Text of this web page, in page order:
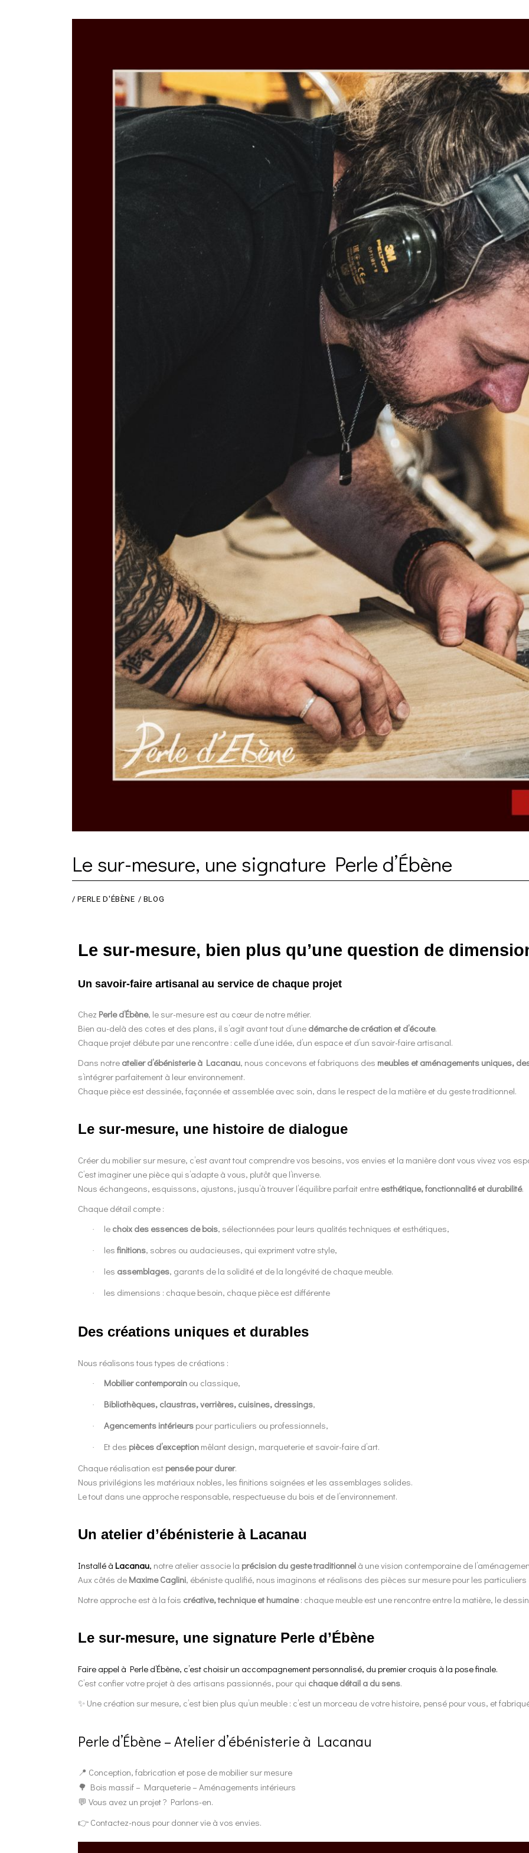
Salles de sport
Le sur-mesure, une signature Perle d’Ébène
/PERLE D'ÉBÈNE BLOG
Le sur-mesure, bien plus qu’une question de
Un savoir-faire artisanal au service de chaque projet
Chez Perle d’Ébène, le sur-mesure est au cœur de notre métier.
Bien au-delà des cotes et des plans, il s’agit avant tout d’une démarche de création et d’écoute.
Chaque projet débute par une rencontre : celle d’une idée, d’un espace et d’un savoir-faire artisanal.
Dans notre atelier d’ébénisterie à Lacanau, nous concevons et fabriquons des meubles et aménagements uniques,
s’intégrer parfaitement à leur environnement.
Chaque pièce est dessinée, façonnée et assemblée avec soin, dans le respect de la matière et du geste traditionnel.
Le sur-mesure, une histoire de dialogue
Créer du mobilier sur mesure, c’est avant tout comprendre vos besoins, vos envies et la manière dont vous vivez vos
C’est imaginer une pièce qui s’adapte à vous, plutôt que l’inverse.
Nous échangeons, esquissons, ajustons, jusqu’à trouver l’équilibre parfait entre esthétique, fonctionnalité et durabilité.
Chaque détail compte :
· le choix des essences de bois, sélectionnées pour leurs qualités techniques et esthétiques,
· les finitions, sobres ou audacieuses, qui expriment votre style,
· les assemblages, garants de la solidité et de la longévité de chaque meuble.
· les dimensions : chaque besoin, chaque pièce est différente
Des créations uniques et durables
Nous réalisons tous types de créations :
· Mobilier contemporain ou classique,
· Bibliothèques, claustras, verrières, cuisines, dressings,
· Agencements intérieurs pour particuliers ou professionnels,
· Et des pièces d’exception mêlant design, marqueterie et savoir-faire d’art.
Chaque réalisation est pensée pour durer.
Nous privilégions les matériaux nobles, les finitions soignées et les assemblages solides.
Le tout dans une approche responsable, respectueuse du bois et de l’environnement.
Un atelier d’ébénisterie à Lacanau
Installé à Lacanau, notre atelier associe la précision du geste traditionnel à une vision contemporaine de
Aux côtés de Maxime Caglini, ébéniste qualifié, nous imaginons et réalisons des pièces sur mesure pour les
Notre approche est à la fois créative, technique et humaine: chaque meuble est une rencontre entre la matière, le
Le sur-mesure, une signature Perle d’Ébène
Faire appel à Perle d’Ébène, c’est choisir un accompagnement personnalisé, du premier croquis à la pose finale.
C’est confier votre projet à des artisans passionnés, pour qui chaque détail a du sens.
✨ Une création sur mesure, c’est bien plus qu’un meuble : c’est un morceau de votre histoire, pensé pour vous, et
Perle d’Ébène – Atelier d’ébénisterie à Lacanau
📍 Conception, fabrication et pose de mobilier sur mesure
🌳 Bois massif – Marqueterie – Aménagements intérieurs
💬 Vous avez un projet ? Parlons-en.
👉 Contactez-nous pour donner vie à vos envies.